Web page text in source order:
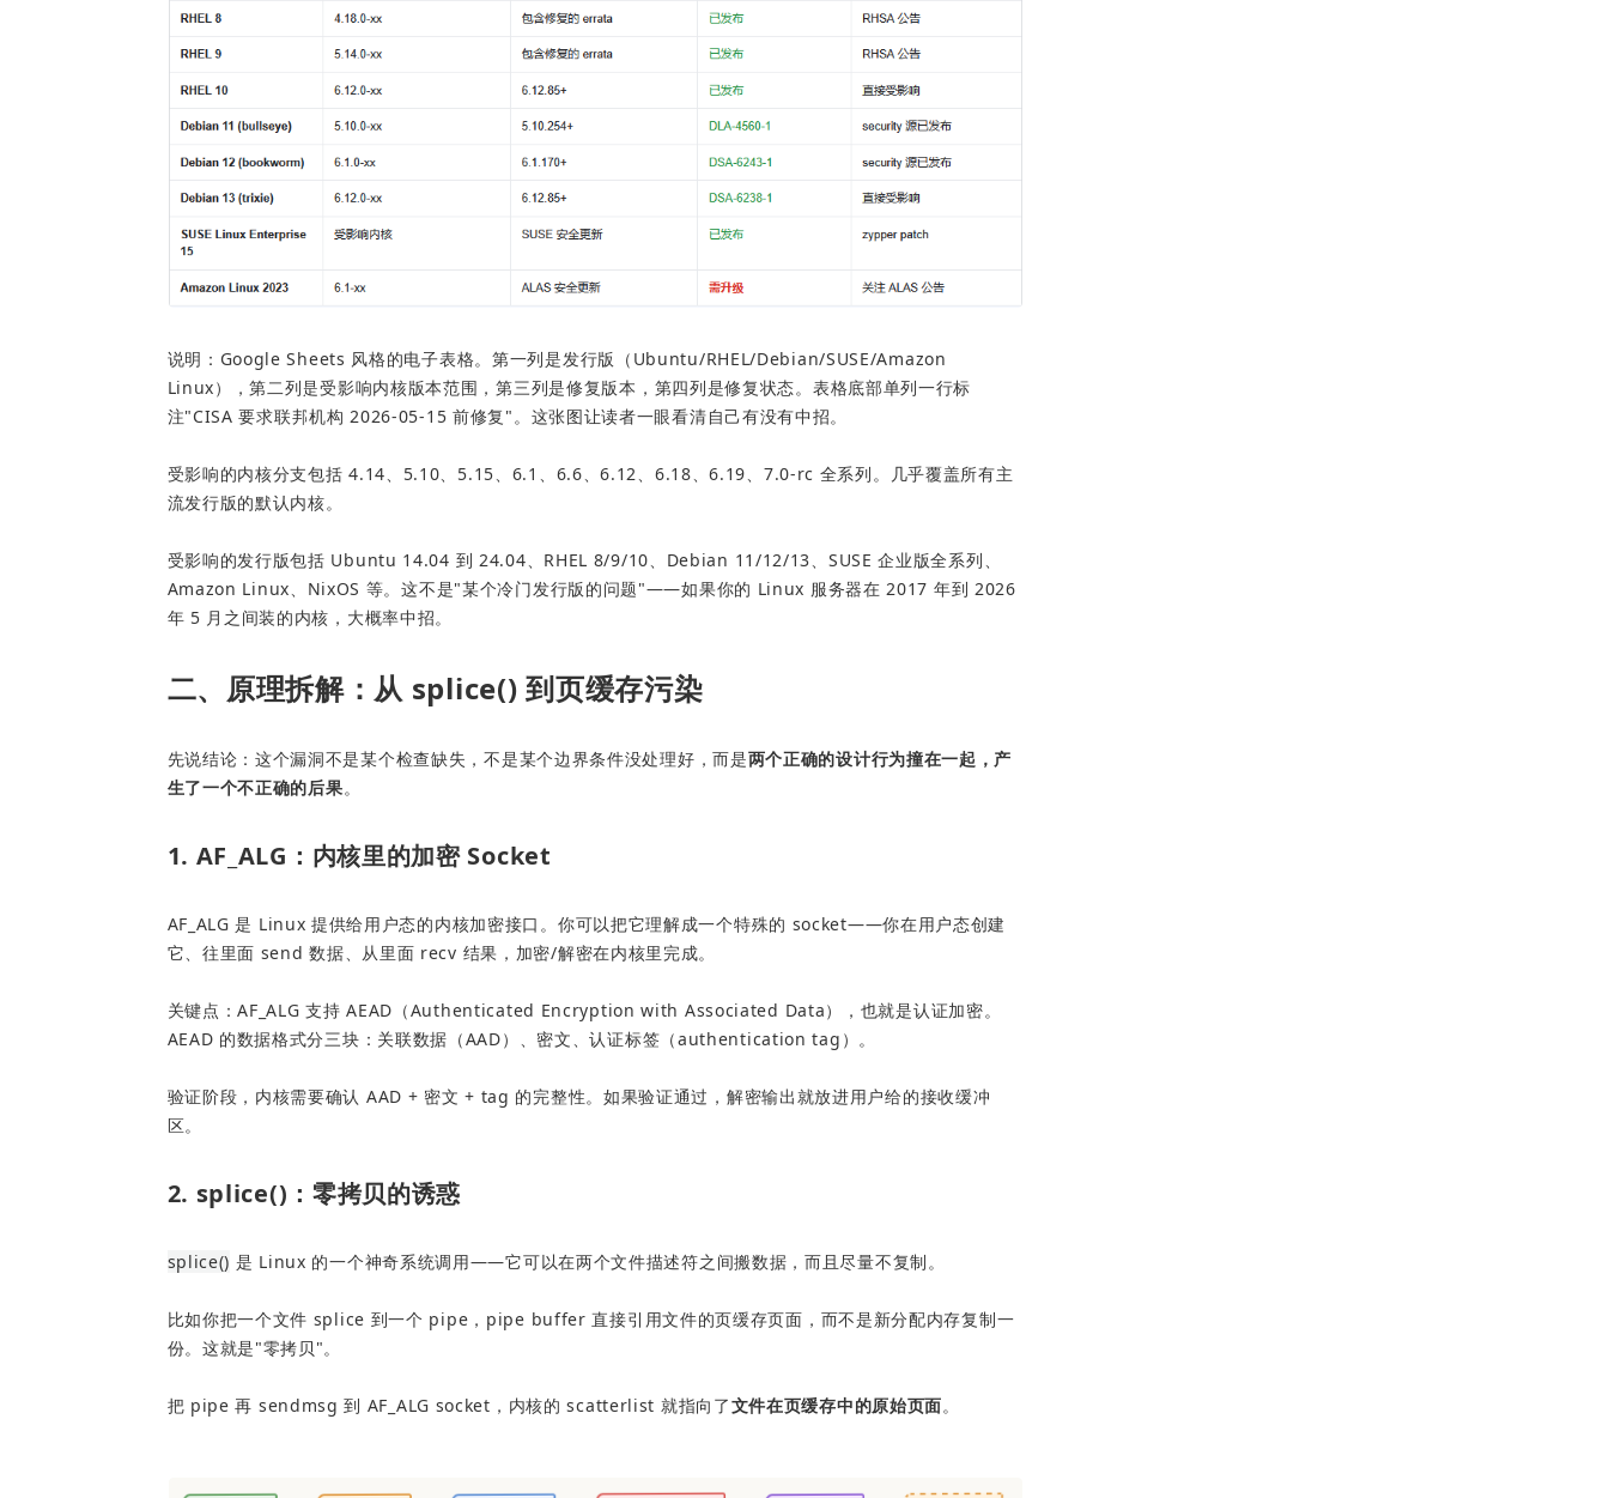
说明：Google Sheets 风格的电子表格。第一列是发行版（Ubuntu/RHEL/Debian/SUSE/Amazon
Linux），第二列是受影响内核版本范围，第三列是修复版本，第四列是修复状态。表格底部单列一行标
注"CISA 要求联邦机构 2026-05-15 前修复"。这张图让读者一眼看清自己有没有中招。
受影响的内核分支包括 4.14、5.10、5.15、6.1、6.6、6.12、6.18、6.19、7.0-rc 全系列。几乎覆盖所有主
流发行版的默认内核。
受影响的发行版包括 Ubuntu 14.04 到 24.04、RHEL 8/9/10、Debian 11/12/13、SUSE 企业版全系列、
Amazon Linux、NixOS 等。这不是"某个冷门发行版的问题"——如果你的 Linux 服务器在 2017 年到 2026
年 5 月之间装的内核，大概率中招。
二、原理拆解：从 splice() 到页缓存污染
先说结论：这个漏洞不是某个检查缺失，不是某个边界条件没处理好，而是两个正确的设计行为撞在一起，产
生了一个不正确的后果。
1. AF_ALG：内核里的加密 Socket
AF_ALG 是 Linux 提供给用户态的内核加密接口。你可以把它理解成一个特殊的 socket——你在用户态创建
它、往里面 send 数据、从里面 recv 结果，加密/解密在内核里完成。
关键点：AF_ALG 支持 AEAD（Authenticated Encryption with Associated Data），也就是认证加密。
AEAD 的数据格式分三块：关联数据（AAD）、密文、认证标签（authentication tag）。
验证阶段，内核需要确认 AAD + 密文 + tag 的完整性。如果验证通过，解密输出就放进用户给的接收缓冲
区。
2. splice()：零拷贝的诱惑
splice() 是 Linux 的一个神奇系统调用——它可以在两个文件描述符之间搬数据，而且尽量不复制。
比如你把一个文件 splice 到一个 pipe，pipe buffer 直接引用文件的页缓存页面，而不是新分配内存复制一
份。这就是"零拷贝"。
把 pipe 再 sendmsg 到 AF_ALG socket，内核的 scatterlist 就指向了文件在页缓存中的原始页面。